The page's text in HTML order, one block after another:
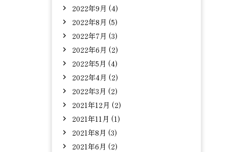
2022年9月 (4)
2022年8月 (5)
2022年7月 (3)
2022年6月 (2)
2022年5月 (4)
2022年4月 (2)
2022年3月 (2)
2021年12月 (2)
2021年11月 (1)
2021年8月 (3)
2021年6月 (2)